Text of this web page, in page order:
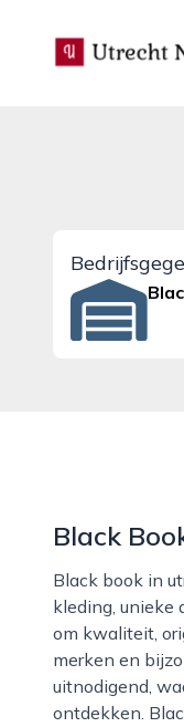
utrecht-
Black
Black book in utrecht is een eigentijdse conceptstore die zich richt op liefhebbers van stijlvolle
kleding, unieke
om kwaliteit,
merken en
uitnodigend,
ontdekken.